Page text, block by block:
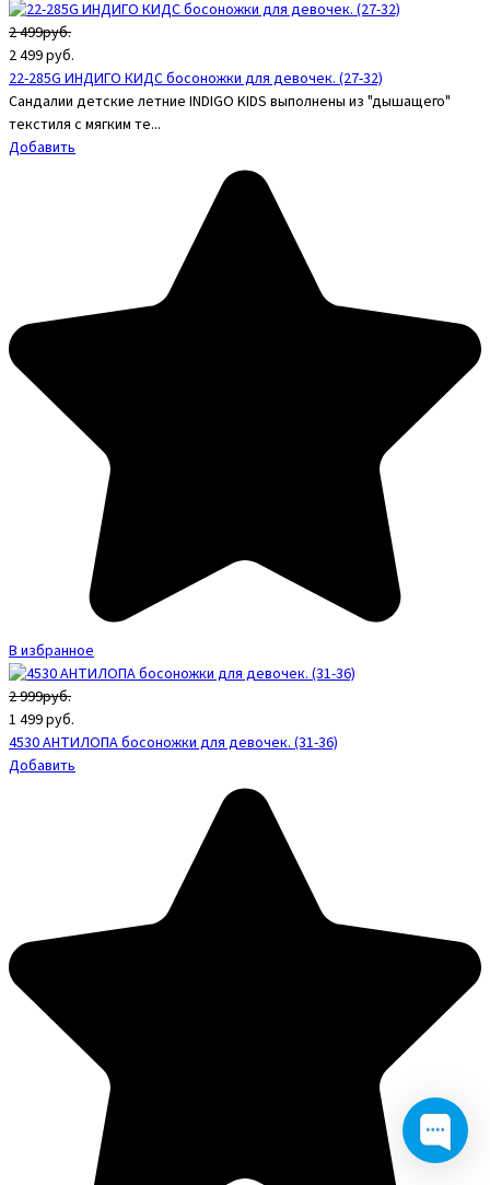
2 499руб.
2 499руб.
22-285G ИНДИГО КИДС босоножки для девочек. (27-32)
Сандалии детские летние INDIGO KIDS выполнены из "дышащего"
текстиля с мягким те...
Добавить
В избранное
2 999руб.
1 499руб.
4530 АНТИЛОПА босоножки для девочек. (31-36)
Добавить